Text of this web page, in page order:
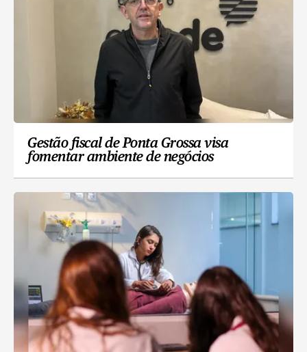
Gestão fiscal de Ponta Grossa visa
fomentar ambiente de negócios